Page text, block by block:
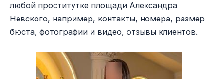
любой проститутке площади Александра
Невского, например, контакты, номера, размер
бюста, фотографии и видео, отзывы клиентов.